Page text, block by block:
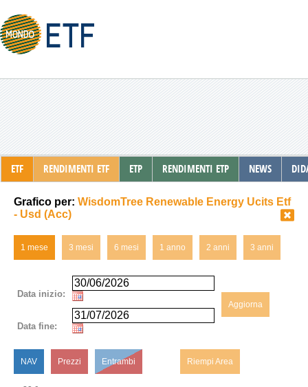
ETF RENDIMENTI ETF ETP RENDIMENTI ETP NEWS
Grafico per: WisdomTree Renewable Energy Ucits Etf
- Usd (Acc)
1 mese 3 mesi 6 mesi 1 anno 2 anni 3 anni
Data inizio:
Aggiorna
Data fine:
NAV Prezzi Entrambi Riempi Area